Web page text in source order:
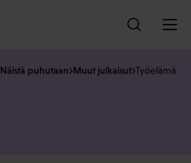
Näistä puhutaan Muut julkaisut Työelämä